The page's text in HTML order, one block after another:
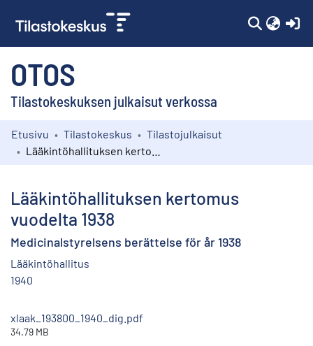
OTOS
Tilastokeskuksen julkaisut verkossa
Kokoelmat
Etusivu Tilastokeskus
Tilastojulkaisut
Lääkintöhallituksen kertomus
vuodelta 1938
Medicinalstyrelsens berättelse för år 1938
Lääkintöhallitus
1940
xlaak_193800_1940_dig.pdf
34.79 MB